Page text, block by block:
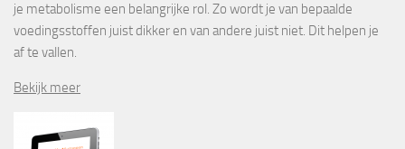
je metabolisme een belangrijke rol. Zo wordt je van bepaalde
voedingsstoffen juist dikker en van andere juist niet. Dit helpen je
af te vallen.
Bekijk meer